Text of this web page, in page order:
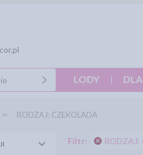
LODY
RODZAJ: CZEKOLADA
Filtr: RODZAJ: